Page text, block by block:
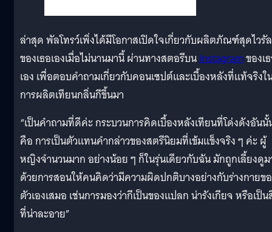
ล่าสุด พัลโทรว์เพิ่งได้มีโอกาสเปิดใจเกี่ยวกับผลิตภัณฑ์สุดไวรัล
ของเธอเองเมื่อไม่นานมานี้ ผ่านทางสตอรีบนInstagramของเ
เอง เพื่อตอบคำถามเกี่ยวกับคอนเซปต์และเบื้องหลังที่แท้จริงใ
การผลิตเทียนกลิ่นกีขึ้นมา
“เป็นคำถามที่ดีค่ะ กระบวนการคิดเบื้องหลังเทียนที่โด่งดังอัน
คือ การเป็นตัวแทนคำกล่าวของสตรีนิยมที่เข้มแข็งจริง ๆ ค่ะ ผู้
หญิงจำนวนมาก อย่างน้อย ๆ ก็ในรุ่นเดียวกับฉัน มักถูกเลี้ยงดู
ด้วยการสอนให้คนคิดว่ามีความผิดปกติบางอย่างกับร่างกายข
ตัวเองเสมอ เช่นการมองว่ากีเป็นของแปลก น่ารังเกียจ หรือเป็น
ที่น่าละอาย”